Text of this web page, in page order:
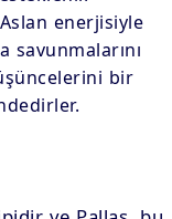
enerjisiyle
bir